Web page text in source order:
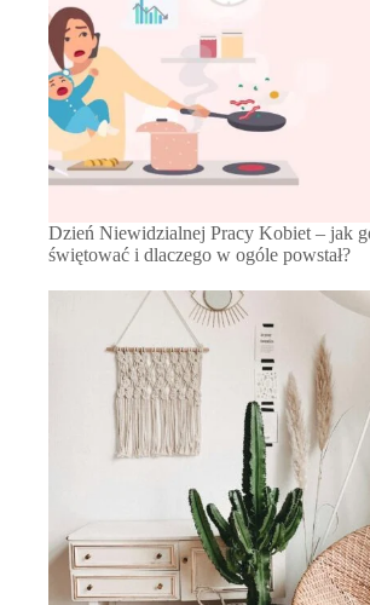
Dzień Niewidzialnej Pracy Kobiet – jak
świętować i dlaczego w ogóle powstał?